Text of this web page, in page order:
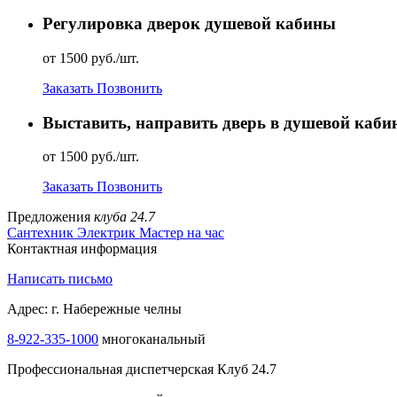
Регулировка дверок душевой кабины
от 1500 руб./шт.
Заказать Позвонить
Выставить, направить дверь в душевой
от 1500 руб./шт.
Заказать Позвонить
Предложения клуба 24.7
Сантехник Электрик Мастер на час
Контактная информация
Написать письмо
Адрес: г. Набережные челны
8-922-335-1000 многоканальный
Профессиональная диспетчерская Клуб 24.7